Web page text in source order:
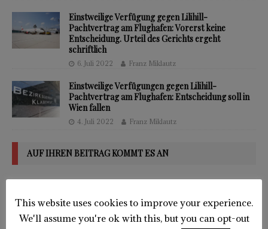
Einstweilige Verfügung gegen Lilihill-
Pachtvertrag am Flughafen: Vorerst keine
Entscheidung. Urteil des Gerichts ergeht
schriftlich
6. Juli 2022 Franz Miklautz
Einstweilige Verfügungen gegen Lilihill-
Pachtvertrag am Flughafen: Entscheidung soll in
Wien fallen
4. Juli 2022 Franz Miklautz
AUF IHREN BEITRAG KOMMT ES AN
Investigativer Journalismus kostet Zeit. Oft dauern
Dokumente. Fast immer drohen Klagen. Bitte stärken Sie
uns den Rücken. Machen Sie uns unabhängig. Indem Sie uns
This website uses cookies to improve your experience.
We'll assume you're ok with this, but you can opt-out